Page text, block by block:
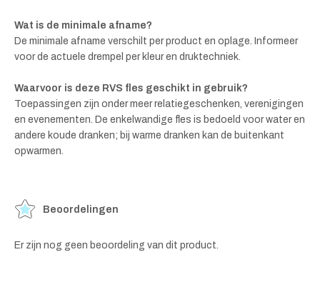
Wat is de minimale afname?
De minimale afname verschilt per product en oplage. Informeer
voor de actuele drempel per kleur en druktechniek.
Waarvoor is deze RVS fles geschikt in gebruik?
Toepassingen zijn onder meer relatiegeschenken, verenigingen
en evenementen. De enkelwandige fles is bedoeld voor water en
andere koude dranken; bij warme dranken kan de buitenkant
opwarmen.
Beoordelingen
Er zijn nog geen beoordeling van dit product.